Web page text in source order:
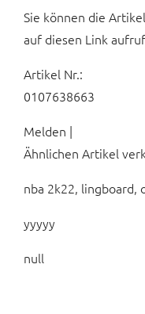
Sie können die
auf diesen Link
Artikel Nr.:
0107638663
Melden |
Ähnlichen Artikel
nba 2k22, lingboard,
yyyyy
null